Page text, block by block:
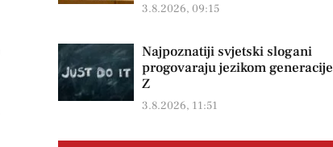
3.8.2026, 09:15
Najpoznatiji svjetski slogani
progovaraju jezikom generacije
Z
3.8.2026, 11:51